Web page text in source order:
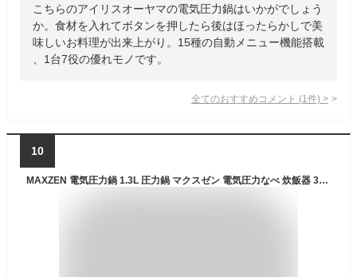
こちらのアイリスオーヤマの電気圧力鍋はいかがでしょう
か。食材を入れてボタンを押したら後はほったらかしで美
味しいお料理が出来上がり。15種の自動メニュー機能搭載
、1台7役の優れモノです。
全てのおすすめコメント (1 件) >
10
MAXZEN 電気圧力鍋 1.3L 圧力鍋 マクスゼン 電気圧力なべ 炊飯器 3合 蒸し調理 レシピブック付き ヨーグルト ケーキ タイマー 簡単 時短 保温 蒸し料理 コンパクト おしゃれ ホワイト 白 MEPC-TX301-WH